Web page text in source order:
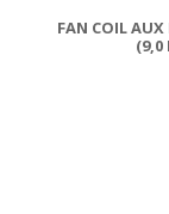
FAN COIL